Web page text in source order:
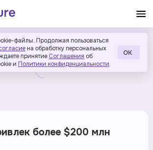
файлы. Продолжая пользоваться
на обработку персональных
принятие Соглашения об
и Политики конфиденциальности.
ОК
более $200 млн